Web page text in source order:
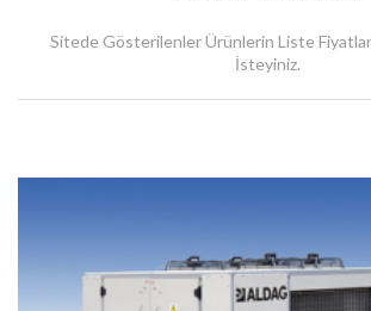
Sitede Gösterilenler Ürünlerin Liste
İsteyiniz.